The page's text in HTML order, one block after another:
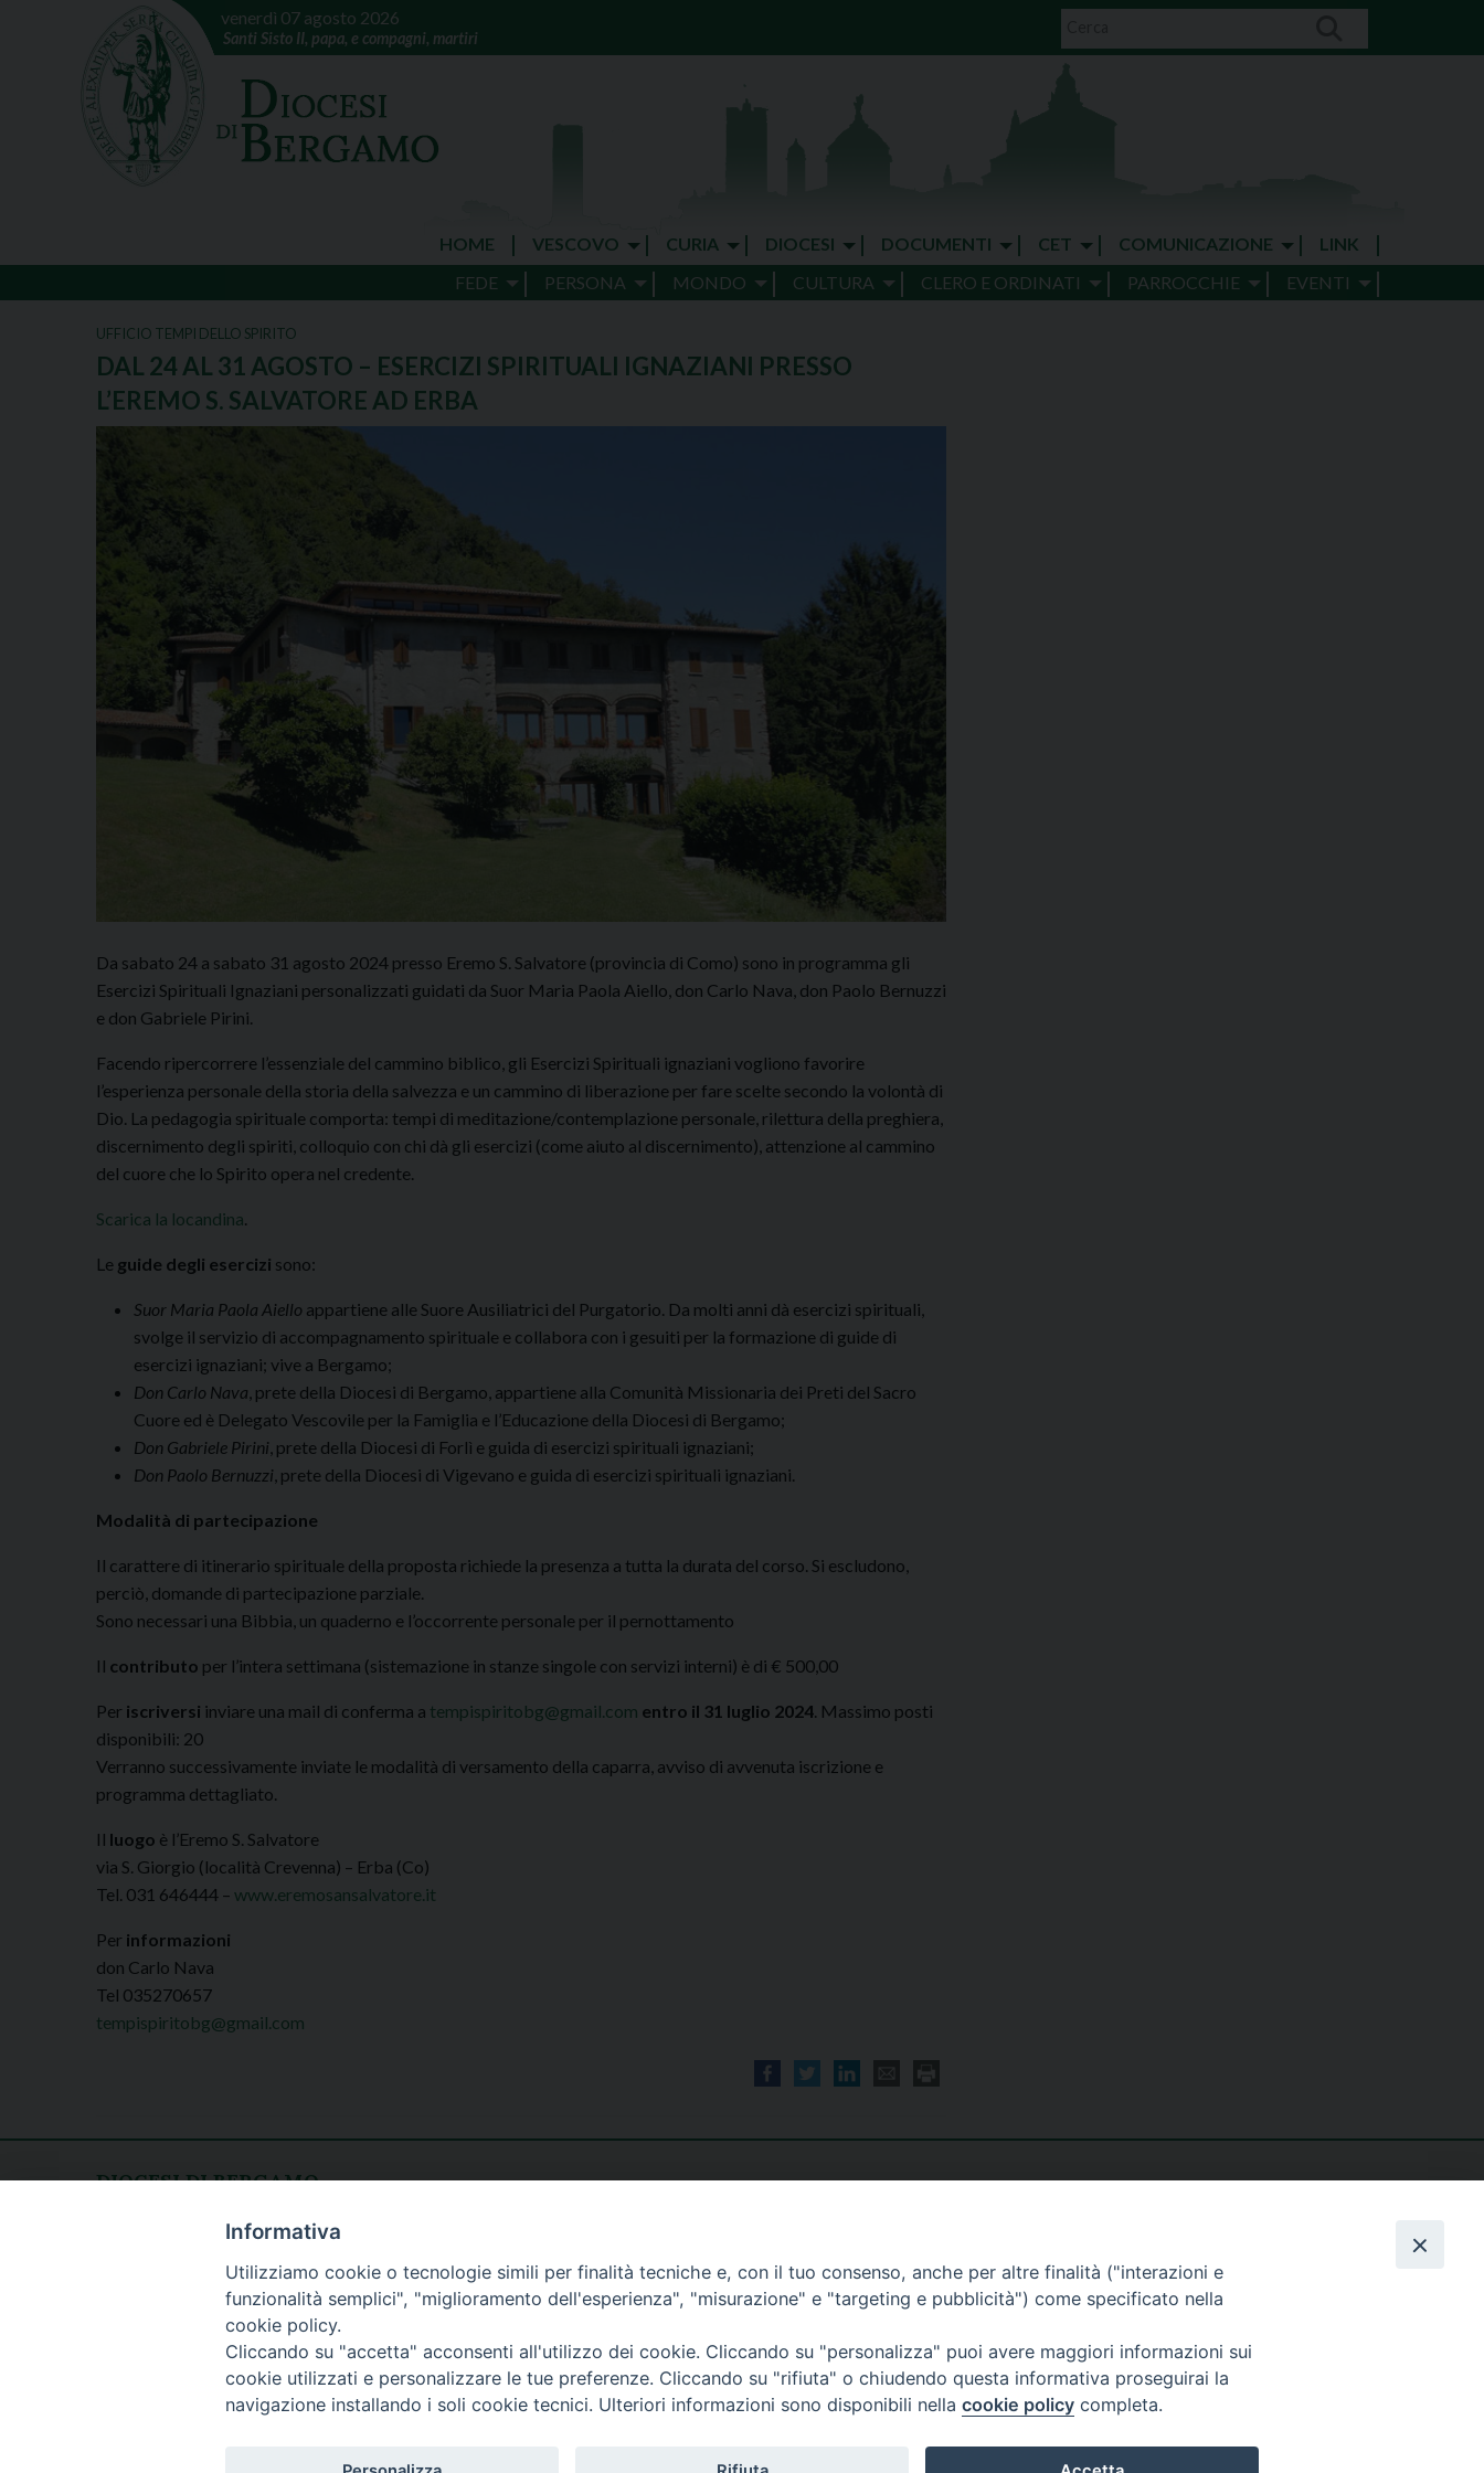
venerdì 07 agosto 2026
Santi Sisto II, papa, e compagni, martiri
HOME VESCOVO CURIA DIOCESI DOCUMENTI CET COMUNICAZIONE
LINK
FEDE
PERSONA MONDO CULTURA CLERO E ORDINATI PARROCCHIE EVENTI
UFFICIO TEMPI DELLO SPIRITO
DAL 24 AL 31 AGOSTO – ESERCIZI SPIRITUALI IGNAZIANI PRESSO
L’EREMO S. SALVATORE AD ERBA
Da sabato 24 a sabato 31 agosto 2024 presso Eremo S. Salvatore (provincia di Como) sono in programma gli
Esercizi Spirituali Ignaziani personalizzati guidati da Suor Maria Paola Aiello, don Carlo Nava, don Paolo Bernuzzi
e don Gabriele Pirini.
Facendo ripercorrere l’essenziale del cammino biblico, gli Esercizi Spirituali ignaziani vogliono favorire
l’esperienza personale della storia della salvezza e un cammino di liberazione per fare scelte secondo la volontà di
Dio. La pedagogia spirituale comporta: tempi di meditazione/contemplazione personale, rilettura della preghiera,
discernimento degli spiriti, colloquio con chi dà gli esercizi (come aiuto al discernimento), attenzione al cammino
del cuore che lo Spirito opera nel credente.
Scarica la locandina.
Le guide degli esercizi sono:
Suor Maria Paola Aiello appartiene alle Suore Ausiliatrici del Purgatorio. Da molti anni dà esercizi spirituali,
svolge il servizio di accompagnamento spirituale e collabora con i gesuiti per la formazione di guide di
esercizi ignaziani; vive a Bergamo;
Don Carlo Nava , prete della Diocesi di Bergamo, appartiene alla Comunità Missionaria dei Preti del Sacro
Cuore ed è Delegato Vescovile per la Famiglia e l’Educazione della Diocesi di Bergamo;
Don Gabriele Pirini , prete della Diocesi di Forlì e guida di esercizi spirituali ignaziani;
Don Paolo Bernuzzi , prete della Diocesi di Vigevano e guida di esercizi spirituali ignaziani.
Modalità di partecipazione
Il carattere di itinerario spirituale della proposta richiede la presenza a tutta la durata del corso. Si escludono,
perciò, domande di partecipazione parziale.
Sono necessari una Bibbia, un quaderno e l’occorrente personale per il pernottamento
Il contributo per l’intera settimana (sistemazione in stanze singole con servizi interni) è di € 500,00
Per iscriversi inviare una mail di conferma a tempispiritobg@gmail.com entro il 31 luglio 2024. Massimo posti
disponibili: 20
Verranno successivamente inviate le modalità di versamento della caparra, avviso di avvenuta iscrizione e
programma dettagliato.
Il luogo è l’Eremo S. Salvatore
via S. Giorgio (località Crevenna) – Erba (Co)
Tel. 031 646444 – www.eremosansalvatore.it
Per informazioni
don Carlo Nava
Tel 035270657
tempispiritobg@gmail.com
DIOCESI DI BERGAMO
CURIA DIOCESANA
fax: 035/278.250
Apertura al pubblico
lunedì - venerdì
h. 08.30 - 12.30
Informativa
Utilizziamo cookie o tecnologie simili per finalità tecniche e, con il tuo consenso, anche per altre finalità ("interazioni e
funzionalità semplici", "miglioramento dell'esperienza", "misurazione" e "targeting e pubblicità") come specificato nella
cookie policy.
Cliccando su "accetta" acconsenti all'utilizzo dei cookie. Cliccando su "personalizza" puoi avere maggiori informazioni sui
cookie utilizzati e personalizzare le tue preferenze. Cliccando su "rifiuta" o chiudendo questa informativa proseguirai la
navigazione installando i soli cookie tecnici. Ulteriori informazioni sono disponibili nella cookie policy completa.